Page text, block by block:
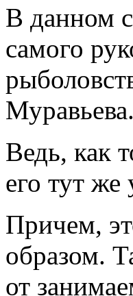
В данном
самого
Муравьева.
Ведь, как
его тут же
Причем,
образом.
от